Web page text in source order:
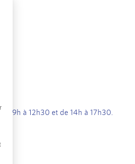
9h à 12h30 et de 14h à 17h30.